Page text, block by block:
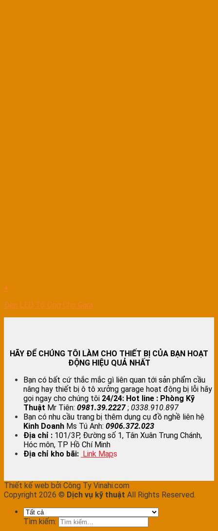
+
Đèn LED Tổ Ong Cho Gara
HÃY ĐỂ CHÚNG TÔI LÀM CHO THIẾT BỊ CỦA BẠN HOẠT
ĐỘNG HIỆU QUẢ NHẤT
Bạn có bất cứ thắc mắc gì liên quan tới sản phẩm cầu
nâng hay thiết bị ô tô xưởng garage hoạt động bị lỗi hãy
gọi ngay cho chúng tôi 24/24: Hot line : Phòng Kỹ
Thuật Mr Tiên: 0981.39.2227; 0338.910.897
Bạn có nhu cầu trang bị thêm dụng cụ đồ nghề liên hệ
Kinh Doanh Ms Tú Anh: 0906.372.023
Địa chỉ : 101/3P, Đường số 1, Tân Xuân Trung Chánh,
Hóc môn, TP Hồ Chí Minh
Địa chỉ kho bãi: Link Maps
Thiết kế web bởi Công Ty Vinahi.com
Copyright 2026 © Dịch vụ kỹ thuật All Rights Reserved.
Tìm kiếm: